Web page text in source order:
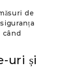
de
uri și